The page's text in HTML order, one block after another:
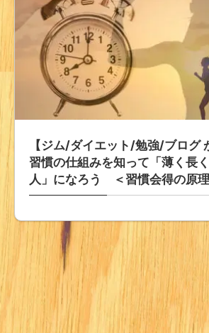
【ジム/ダイエット/勉強/ブログ
習慣の仕組みを知って「薄く長
人」になろう ＜習慣会得の原